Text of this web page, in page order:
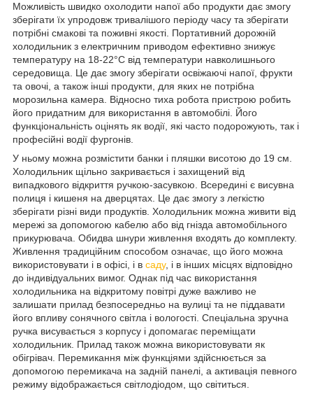
Можливість швидко охолодити напої або продукти дає змогу
зберігати їх упродовж тривалішого періоду часу та зберігати
потрібні смакові та поживні якості. Портативний дорожній
холодильник з електричним приводом ефективно знижує
температуру на 18-22°C від температури навколишнього
середовища. Це дає змогу зберігати освіжаючі напої, фрукти
та овочі, а також інші продукти, для яких не потрібна
морозильна камера. Відносно тиха робота пристрою робить
його придатним для використання в автомобілі. Його
функціональність оцінять як водії, які часто подорожують, так і
професійні водії фургонів.
У ньому можна розмістити банки і пляшки висотою до 19 см.
Холодильник щільно закривається і захищений від
випадкового відкриття ручкою-засувкою. Всередині є висувна
полиця і кишеня на дверцятах. Це дає змогу з легкістю
зберігати різні види продуктів. Холодильник можна живити від
мережі за допомогою кабелю або від гнізда автомобільного
прикурювача. Обидва шнури живлення входять до комплекту.
Живлення традиційним способом означає, що його можна
використовувати і в офісі, і в саду, і в інших місцях відповідно
до індивідуальних вимог. Однак під час використання
холодильника на відкритому повітрі дуже важливо не
залишати прилад безпосередньо на вулиці та не піддавати
його впливу сонячного світла і вологості. Спеціальна зручна
ручка висувається з корпусу і допомагає переміщати
холодильник. Прилад також можна використовувати як
обігрівач. Перемикання між функціями здійснюється за
допомогою перемикача на задній панелі, а активація певного
режиму відображається світлодіодом, що світиться.